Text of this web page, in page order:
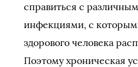
справиться с
инфекциями, с
здорового человека
Поэтому хроническая